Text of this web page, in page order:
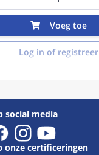
Voeg toe
Log in of registreer
social media
onze certificeringen